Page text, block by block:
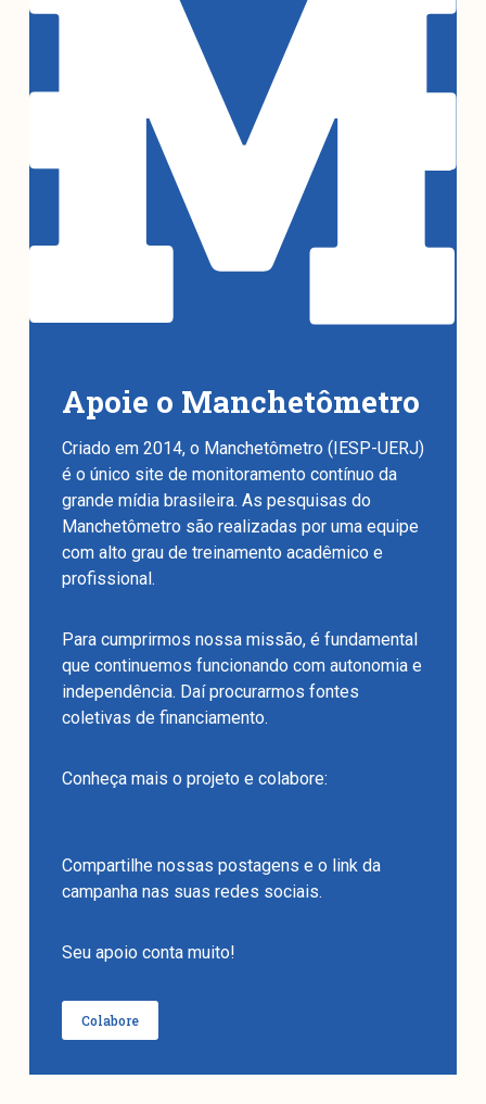
Apoie o Manchetômetro
Criado em 2014, o Manchetômetro (IESP-UERJ)
é o único site de monitoramento contínuo da
grande mídia brasileira. As pesquisas do
Manchetômetro são realizadas por uma equipe
com alto grau de treinamento acadêmico e
profissional.
Para cumprirmos nossa missão, é fundamental
que continuemos funcionando com autonomia e
independência. Daí procurarmos fontes
coletivas de financiamento.
Conheça mais o projeto e colabore:
Compartilhe nossas postagens e o link da
campanha nas suas redes sociais.
Seu apoio conta muito!
Colabore